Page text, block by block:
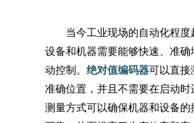
当今工业现场的自动化程度
设备和机器需要能够快速、准确
动控制。 绝对值编码器可以直接
准确位置，并且不需要在启动时
测量方式可以确保机器和设备的